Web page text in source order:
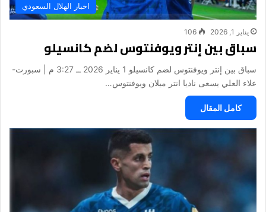
اخبار الهلال السعودي
يناير 1, 2026 106
سباق بين إنتر ويوفنتوس لضم كانسيلو
سباق بين إنتر ويوفنتوس لضم كانسيلو 1 يناير 2026 ــ 3:27 م | سبورت-
علاء العلي يسعى ناديا انتر ميلان ويوفنتوس…
كامل المقال